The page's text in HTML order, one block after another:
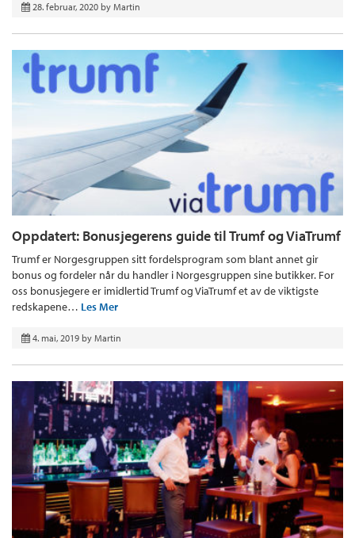
28. februar, 2020 by Martin
Oppdatert: Bonusjegerens guide til Trumf og ViaTrumf
Trumf er Norgesgruppen sitt fordelsprogram som blant annet gir
bonus og fordeler når du handler i Norgesgruppen sine butikker. For
oss bonusjegere er imidlertid Trumf og ViaTrumf et av de viktigste
redskapene… Les Mer
4. mai, 2019 by Martin